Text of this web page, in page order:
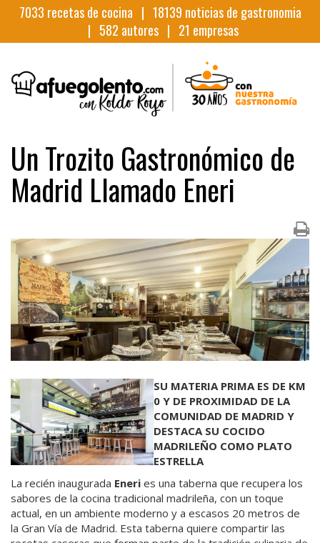
7033 recetas de cocina | 18139 noticias de gastronomia
| 582 autores | 21 empresas
Un Trozito Gastronómico de
Madrid Llamado Eneri
SU MATERIA PRIMA ES DE KM
0 Y DE PROXIMIDAD DE LA
COMUNIDAD DE MADRID Y
DESTACA SU COCIDO
MADRILEÑO COMO PLATO
ESTRELLA
La recién inaugurada Eneri es una taberna que recupera los
sabores de la cocina tradicional madrileña, con un toque
actual, en un ambiente moderno y a escasos 20 metros de
la Gran Vía de Madrid. Esta taberna quiere compartir las